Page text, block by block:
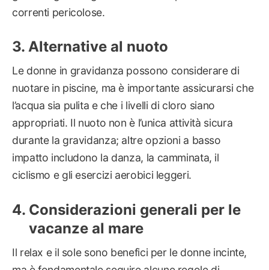
correnti pericolose.
Alternative al nuoto
Le donne in gravidanza possono considerare di
nuotare in piscine, ma è importante assicurarsi che
l’acqua sia pulita e che i livelli di cloro siano
appropriati. Il nuoto non è l’unica attività sicura
durante la gravidanza; altre opzioni a basso
impatto includono la danza, la camminata, il
ciclismo e gli esercizi aerobici leggeri.
Considerazioni generali per le
vacanze al mare
Il relax e il sole sono benefici per le donne incinte,